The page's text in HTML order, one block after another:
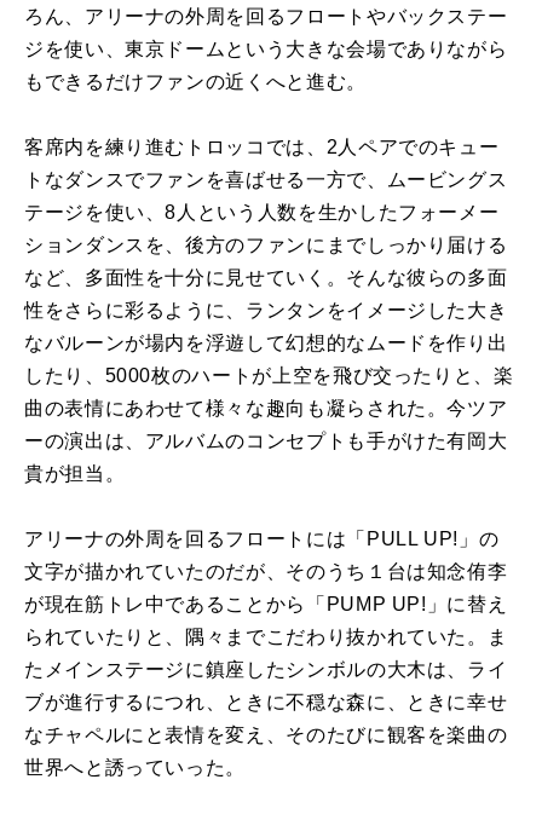
ろん、アリーナの外周を回るフロートやバックステー
ジを使い、東京ドームという大きな会場でありながら
もできるだけファンの近くへと進む。
客席内を練り進むトロッコでは、2人ペアでのキュー
トなダンスでファンを喜ばせる一方で、ムービングス
テージを使い、8人という人数を生かしたフォーメー
ションダンスを、後方のファンにまでしっかり届ける
など、多面性を十分に見せていく。そんな彼らの多面
性をさらに彩るように、ランタンをイメージした大き
なバルーンが場内を浮遊して幻想的なムードを作り出
したり、5000枚のハートが上空を飛び交ったりと、楽
曲の表情にあわせて様々な趣向も凝らされた。今ツア
ーの演出は、アルバムのコンセプトも手がけた有岡大
貴が担当。
アリーナの外周を回るフロートには「PULL UP!」の
文字が描かれていたのだが、そのうち１台は知念侑李
が現在筋トレ中であることから「PUMP UP!」に替え
られていたりと、隅々までこだわり抜かれていた。ま
たメインステージに鎮座したシンボルの大木は、ライ
ブが進行するにつれ、ときに不穏な森に、ときに幸せ
なチャペルにと表情を変え、そのたびに観客を楽曲の
世界へと誘っていった。